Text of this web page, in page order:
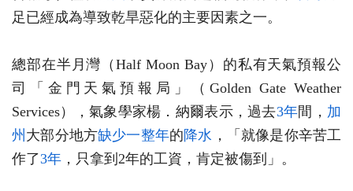
足已經成為導致乾旱惡化的主要因素之一。
總部在半月灣（Half Moon Bay）的私有天氣預報公
司「金門天氣預報局」（Golden Gate Weather
Services），氣象學家楊．納爾表示，過去3年間， 加
州 大部分地方缺少一整年的 降水 ，「就像是你辛苦工
作了3年 ，只拿到2年的工資，肯定被傷到」。